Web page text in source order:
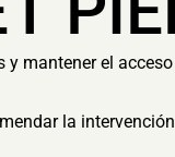
y mantener el
la